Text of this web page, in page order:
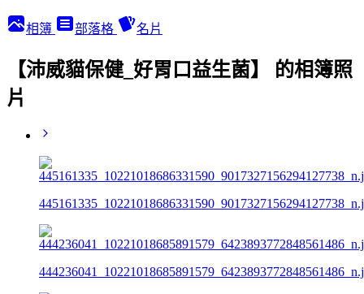
相簿 部落格 名片
【沛威貓保健_好胃口益生菌】 的相簿照
片